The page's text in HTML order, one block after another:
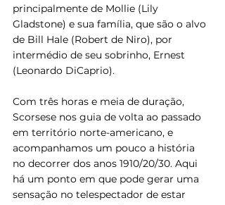
principalmente de Mollie (Lily
Gladstone) e sua família, que são o alvo
de Bill Hale (Robert de Niro), por
intermédio de seu sobrinho, Ernest
(Leonardo DiCaprio).
Com três horas e meia de duração,
Scorsese nos guia de volta ao passado
em território norte-americano, e
acompanhamos um pouco a história
no decorrer dos anos 1910/20/30. Aqui
há um ponto em que pode gerar uma
sensação no telespectador de estar